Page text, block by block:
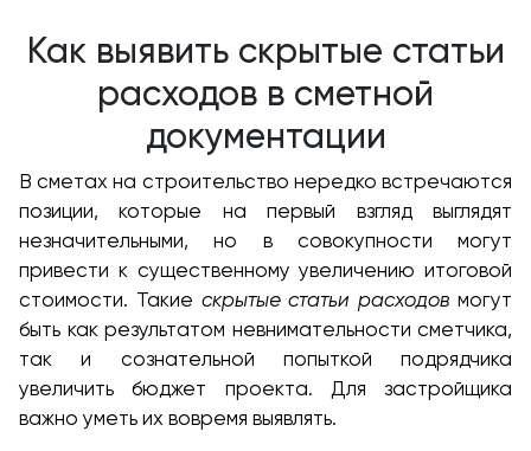
Как выявить скрытые статьи
расходов в сметной
документации
В сметах на строительство нередко встречаются
позиции, которые на первый взгляд выглядят
незначительными, но в совокупности могут
привести к существенному увеличению итоговой
стоимости. Такие скрытые статьи расходов могут
быть как результатом невнимательности сметчика,
так и сознательной попыткой подрядчика
увеличить бюджет проекта. Для застройщика
важно уметь их вовремя выявлять.